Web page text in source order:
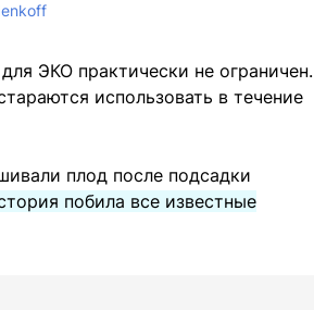
ЭКО практически не ограничен.
использовать в течение
плод после подсадки
побила все известные